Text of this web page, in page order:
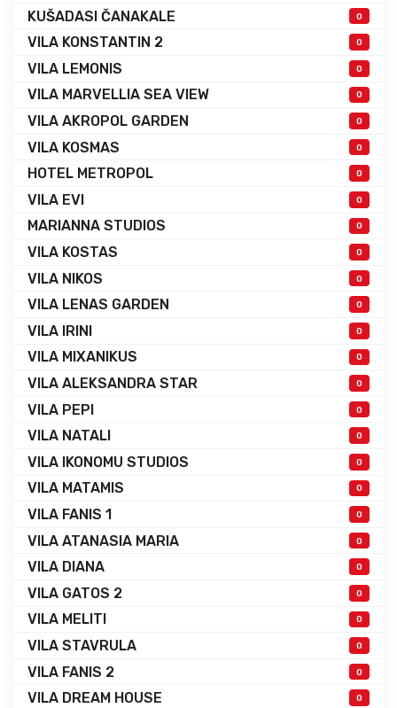
KUŠADASI ČANAKALE 0
VILA KONSTANTIN 2 0
VILA LEMONIS 0
VILA MARVELLIA SEA VIEW 0
VILA AKROPOL GARDEN 0
VILA KOSMAS 0
HOTEL METROPOL 0
VILA EVI 0
MARIANNA STUDIOS 0
VILA KOSTAS 0
VILA NIKOS 0
VILA LENAS GARDEN 0
VILA IRINI 0
VILA MIXANIKUS 0
VILA ALEKSANDRA STAR 0
VILA PEPI 0
VILA NATALI 0
VILA IKONOMU STUDIOS 0
VILA MATAMIS 0
VILA FANIS 1 0
VILA ATANASIA MARIA 0
VILA DIANA 0
VILA GATOS 2 0
VILA MELITI 0
VILA STAVRULA 0
VILA FANIS 2 0
VILA DREAM HOUSE 0